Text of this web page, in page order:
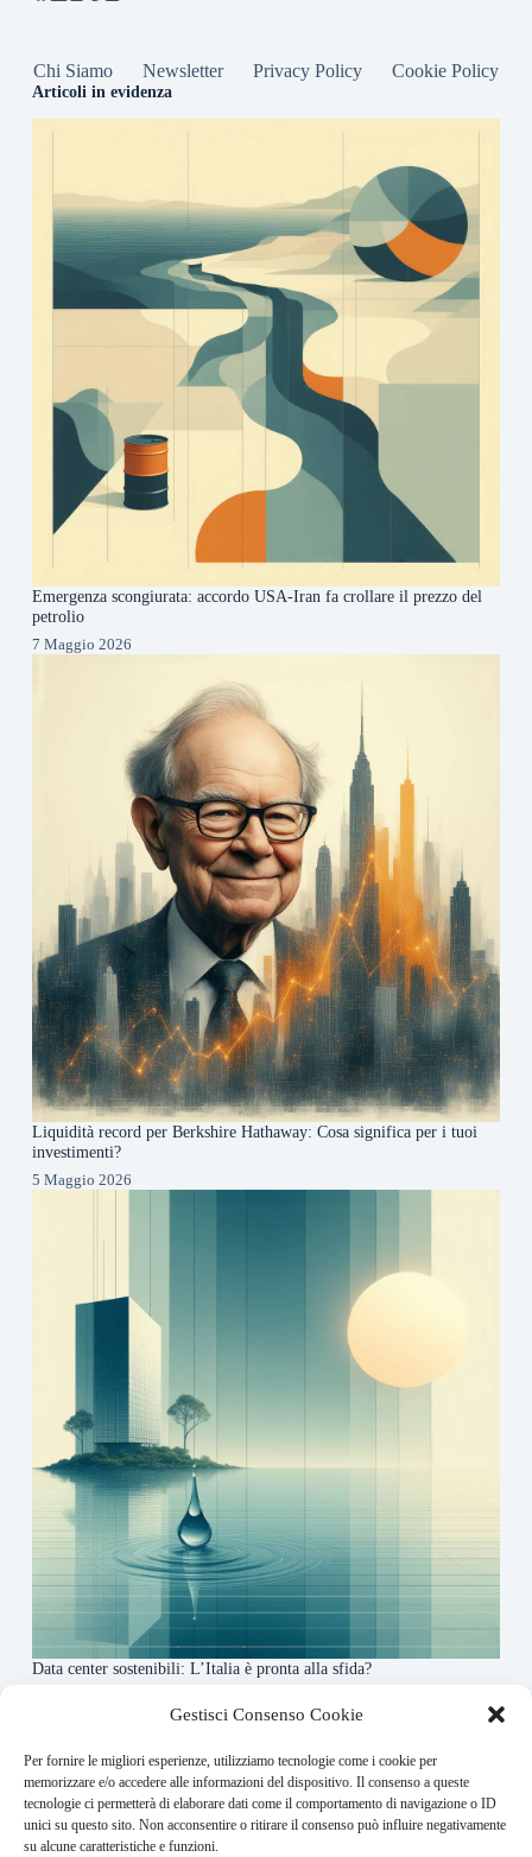
Gestisci Consenso Cookie
Per fornire le migliori esperienze, utilizziamo tecnologie come i cookie per
memorizzare e/o accedere alle informazioni del dispositivo. Il consenso a queste
tecnologie ci permetterà di elaborare dati come il comportamento di navigazione o ID
unici su questo sito. Non acconsentire o ritirare il consenso può influire negativamente
su alcune caratteristiche e funzioni.
Chi Siamo Newsletter Privacy Policy Cookie Policy
Articoli in evidenza
Emergenza scongiurata: accordo USA-Iran fa crollare il prezzo del
petrolio
7 Maggio 2026
Liquidità record per Berkshire Hathaway: Cosa significa per i tuoi
investimenti?
5 Maggio 2026
Data center sostenibili: L’Italia è pronta alla sfida?
About this website
Finance-Bullet.it ogni giorno trova per te le notizie più
rilevanti in ambito finanziario.